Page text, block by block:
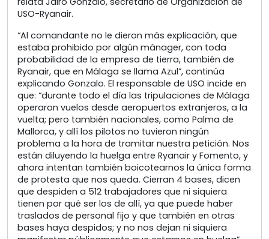
USO-Ryanair.
“Al comandante no le dieron más explicación, que
estaba prohibido por algún mánager, con toda
probabilidad de la empresa de tierra, también de
Ryanair, que en Málaga se llama Azul”, continúa
explicando Gonzalo. El responsable de USO incide en
que: “durante todo el día las tripulaciones de Málaga
operaron vuelos desde aeropuertos extranjeros, a la
vuelta; pero también nacionales, como Palma de
Mallorca, y allí los pilotos no tuvieron ningún
problema a la hora de tramitar nuestra petición. Nos
están diluyendo la huelga entre Ryanair y Fomento, y
ahora intentan también boicotearnos la única forma
de protesta que nos queda. Cierran 4 bases, dicen
que despiden a 512 trabajadores que ni siquiera
tienen por qué ser los de allí, ya que puede haber
traslados de personal fijo y que también en otras
bases haya despidos; y no nos dejan ni siquiera